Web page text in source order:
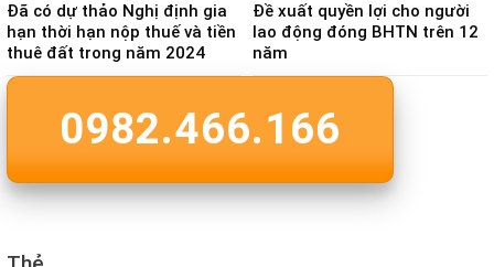
Đã có dự thảo Nghị định gia
hạn thời hạn nộp thuế và tiền
thuê đất trong năm 2024
Đề xuất quyền lợi cho người
lao động đóng BHTN trên 12
năm
0982.466.166